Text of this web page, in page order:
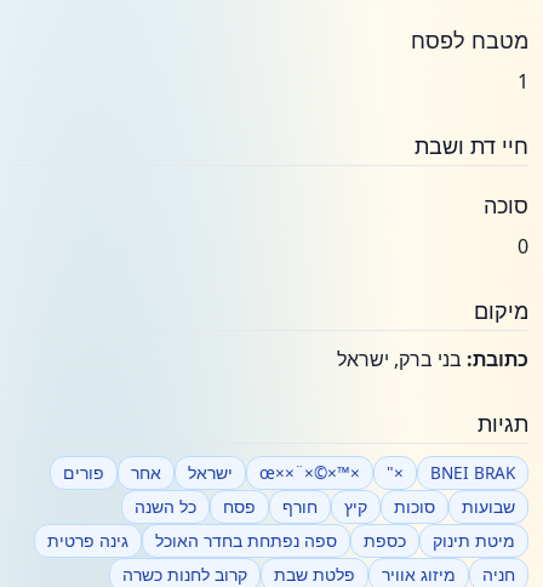
מטבח לפסח
1
חיי דת ושבת
סוכה
0
מיקום
כתובת: בני ברק, ישראל
תגיות
BNEI BRAK
×"
×™×©×¨××œ ישראל אחר
פורים
שבועות
סוכות קיץ חורף פסח
כל השנה
מיטת תינוק
כספת ספה נפתחת בחדר האוכל
גינה פרטית
חניה
מיזוג אוויר פלטת שבת
קרוב לחנות כשרה